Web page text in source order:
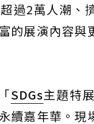
過2萬人潮、
的展演內容
SDGs主題特
續嘉年華。